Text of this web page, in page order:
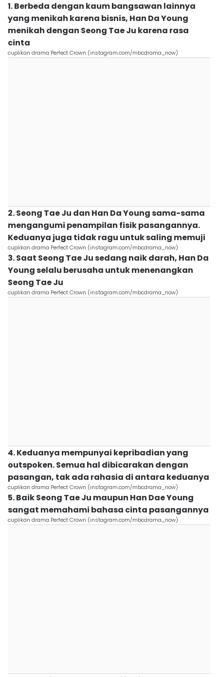
1. Berbeda dengan kaum bangsawan lainnya
yang menikah karena bisnis, Han Da Young
menikah dengan Seong Tae Ju karena rasa
cinta
cuplikan drama Perfect Crown (instagram.com/mbcdrama_now)
2. Seong Tae Ju dan Han Da Young sama-sama
mengangumi penampilan fisik pasangannya.
Keduanya juga tidak ragu untuk saling memuji
cuplikan drama Perfect Crown (instagram.com/mbcdrama_now)
3. Saat Seong Tae Ju sedang naik darah, Han Da
Young selalu berusaha untuk menenangkan
Seong Tae Ju
cuplikan drama Perfect Crown (instagram.com/mbcdrama_now)
4. Keduanya mempunyai kepribadian yang
outspoken. Semua hal dibicarakan dengan
pasangan, tak ada rahasia di antara keduanya
cuplikan drama Perfect Crown (instagram.com/mbcdrama_now)
5. Baik Seong Tae Ju maupun Han Dae Young
sangat memahami bahasa cinta pasangannya
cuplikan drama Perfect Crown (instagram.com/mbcdrama_now)